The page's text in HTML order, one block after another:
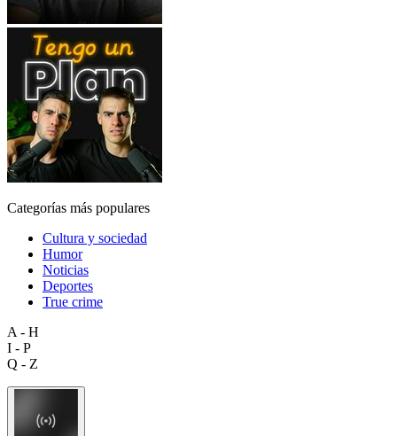
Categorías más populares
Cultura y sociedad
Humor
Noticias
Deportes
True crime
A - H
I - P
Q - Z